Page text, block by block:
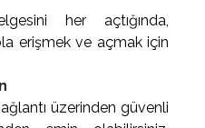
her açtığında,
erişmek ve açmak için
üzerinden güvenli